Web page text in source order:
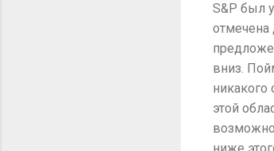
S&P был
вниз.
никакого
этой